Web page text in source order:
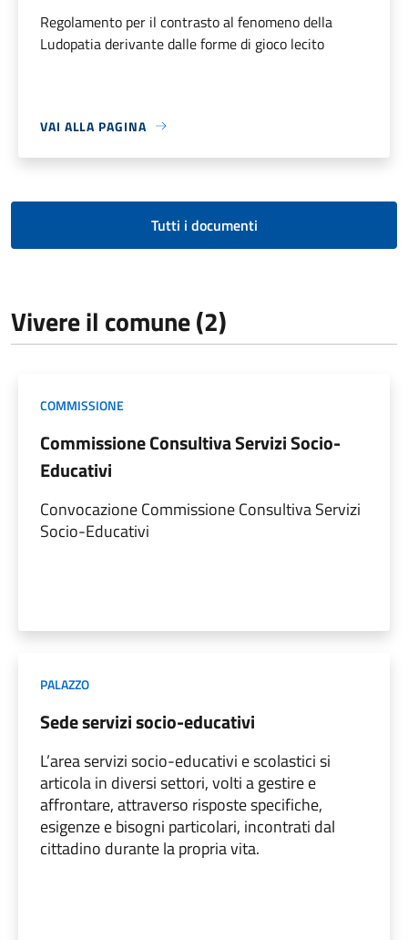
Regolamento per il contrasto al fenomeno della
Ludopatia derivante dalle forme di gioco lecito
VAI ALLA PAGINA
Tutti i documenti
Vivere il comune (2)
COMMISSIONE
Commissione Consultiva Servizi Socio-
Educativi
Convocazione Commissione Consultiva Servizi
Socio-Educativi
PALAZZO
Sede servizi socio-educativi
L’area servizi socio-educativi e scolastici si
articola in diversi settori, volti a gestire e
affrontare, attraverso risposte specifiche,
esigenze e bisogni particolari, incontrati dal
cittadino durante la propria vita.